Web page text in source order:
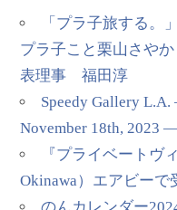
「プラ子旅する。
プラ子こと栗山さや
表理事 福田淳
Speedy Gallery
November 18th, 2023
『プライベートヴ
Okinawa）エアビー